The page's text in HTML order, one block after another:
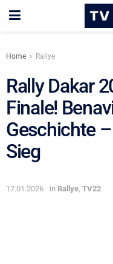
Home Rallye
Rally Dakar
Finale!
Geschichte
Sieg
17.01.2026 in Rallye TV22